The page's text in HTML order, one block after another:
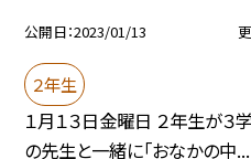
公開日 2023/01/13
２年生
１月１３日金曜日 ２年生が
の先生と一緒に「おなかの中...